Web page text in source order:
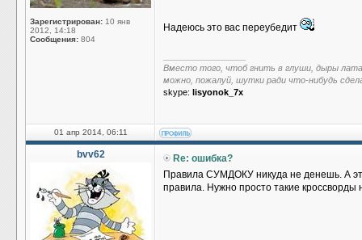
Зарегистрирован: 10 янв
2012, 14:18
Сообщения: 804
Надеюсь это вас переубедит
Вместо того, чтоб гнить в глуши, дыры
можно, пожалуй, шутки ради что-нибудь
skype: lisyonok_7x
01 апр 2014, 06:11
bvv62
Re: ошибка?
Правила СУМДОКУ никуда не денешь. А
правила. Нужно просто такие кроссворды